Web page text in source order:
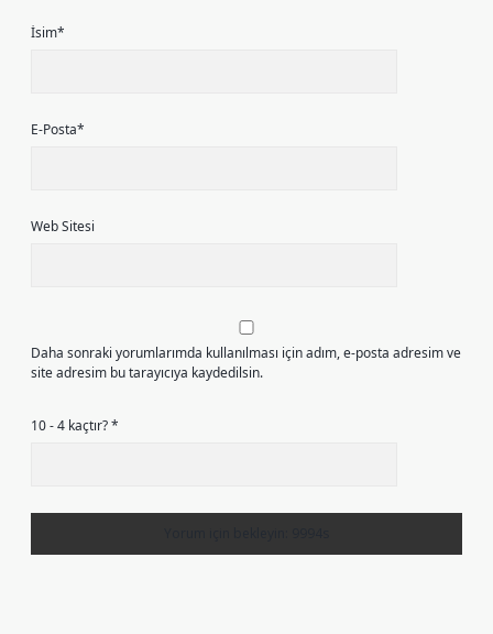
İsim*
E-Posta*
Web Sitesi
Daha sonraki yorumlarımda kullanılması için adım, e-posta adresim ve
site adresim bu tarayıcıya kaydedilsin.
10 - 4 kaçtır?*